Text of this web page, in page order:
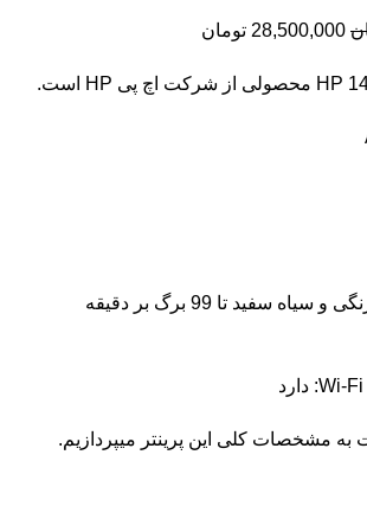
28,500,000 تومان
سفید تا 99 برگ بر دقیقه
به مشخصات کلی این پرینتر میپردازیم.